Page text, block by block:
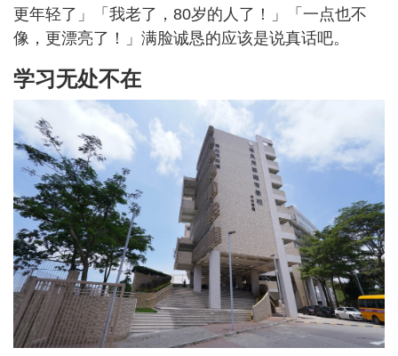
更年轻了」「我老了，80岁的人了！」「一点也不
像，更漂亮了！」满脸诚恳的应该是说真话吧。
学习无处不在